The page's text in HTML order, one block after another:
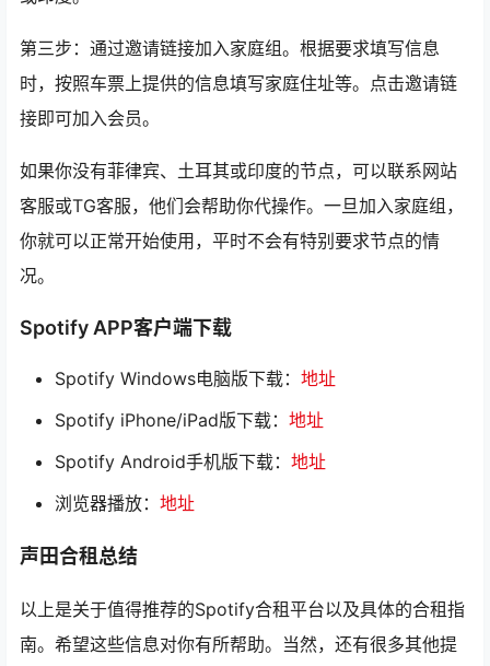
第三步：通过邀请链接加入家庭组。根据要求填写信息
时，按照车票上提供的信息填写家庭住址等。点击邀请链
接即可加入会员。
如果你没有菲律宾、土耳其或印度的节点，可以联系网站
客服或TG客服，他们会帮助你代操作。一旦加入家庭组，
你就可以正常开始使用，平时不会有特别要求节点的情
况。
Spotify APP客户端下载
Spotify Windows电脑版下载： 地址
Spotify iPhone/iPad版下载： 地址
Spotify Android手机版下载： 地址
浏览器播放： 地址
声田合租总结
以上是关于值得推荐的Spotify合租平台以及具体的合租指
南。希望这些信息对你有所帮助。当然，还有很多其他提